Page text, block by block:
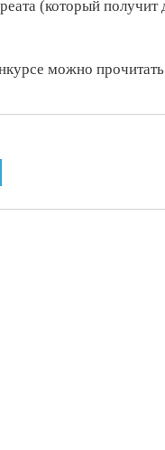
(который
можно прочитать